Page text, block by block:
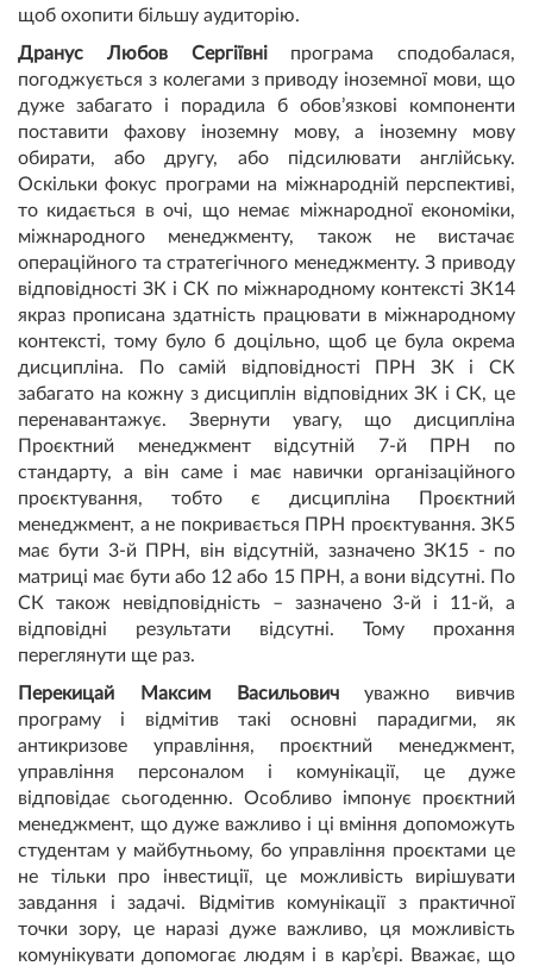
щоб охопити більшу аудиторію.
Дранус Любов Сергіївніпрограма сподобалася,
погоджується з колегами з приводу іноземної мови, що
дуже забагато і порадила б обов’язкові компоненти
поставити фахову іноземну мову, а іноземну мову
обирати, або другу, або підсилювати англійську.
Оскільки фокус програми на міжнародній перспективі,
то кидається в очі, що немає міжнародної економіки,
міжнародного менеджменту, також не вистачає
операційного та стратегічного менеджменту. З приводу
відповідності ЗК і СК по міжнародному контексті ЗК14
якраз прописана здатність працювати в міжнародному
контексті, тому було б доцільно, щоб це була окрема
дисципліна. По самій відповідності ПРН ЗК і СК
забагато на кожну з дисциплін відповідних ЗК і СК, це
перенавантажує. Звернути увагу, що дисципліна
Проєктний менеджмент відсутній 7-й ПРН по
стандарту, а він саме і має навички організаційного
проєктування, тобто є дисципліна Проєктний
менеджмент, а не покривається ПРН проєктування. ЗК5
має бути 3-й ПРН, він відсутній, зазначено ЗК15 - по
матриці має бути або 12 або 15 ПРН, а вони відсутні. По
СК також невідповідність – зазначено 3-й і 11-й, а
відповідні результати відсутні. Тому прохання
переглянути ще раз.
Перекицай Максим Васильовичуважно вивчив
програму і відмітив такі основні парадигми, як
антикризове управління, проєктний менеджмент,
управління персоналом і комунікації, це дуже
відповідає сьогоденню. Особливо імпонує проєктний
менеджмент, що дуже важливо і ці вміння допоможуть
студентам у майбутньому, бо управління проєктами це
не тільки про інвестиції, це можливість вирішувати
завдання і задачі. Відмітив комунікації з практичної
точки зору, це наразі дуже важливо, ця можливість
комунікувати допомогає людям і в кар’єрі. Вважає, що